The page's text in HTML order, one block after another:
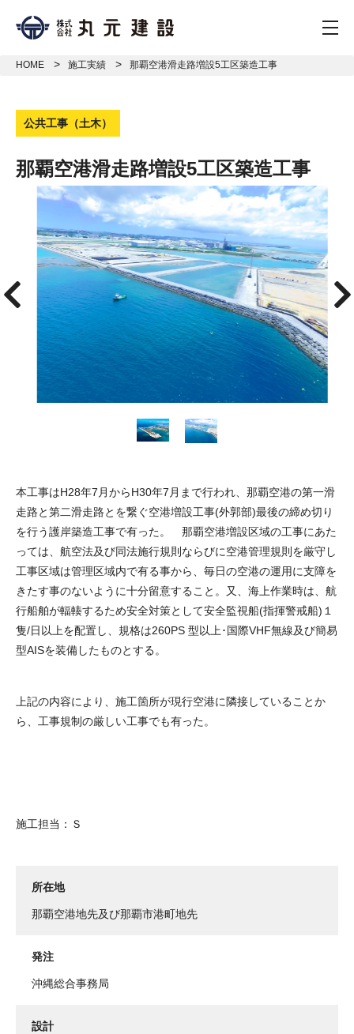
HOME 施工実績 那覇空港滑走路増設5工区築造工事
公共工事（土木）
那覇空港滑走路増設5工区築造工事
本工事はH28年7月からH30年7月まで行われ、那覇空港の第一滑
走路と第二滑走路とを繋ぐ空港増設工事(外郭部)最後の締め切り
を行う護岸築造工事で有った。 那覇空港増設区域の工事にあた
っては、航空法及び同法施行規則ならびに空港管理規則を厳守し
工事区域は管理区域内で有る事から、毎日の空港の運用に支障を
きたす事のないように十分留意すること。又、海上作業時は、航
行船舶が輻輳するため安全対策として安全監視船(指揮警戒船)１
隻/日以上を配置し、規格は260PS 型以上･国際VHF無線及び簡易
型AISを装備したものとする。
上記の内容により、施工箇所が現行空港に隣接していることか
ら、工事規制の厳しい工事でも有った。
施工担当：Ｓ
所在地
那覇空港地先及び那覇市港町地先
発注
沖縄総合事務局
設計